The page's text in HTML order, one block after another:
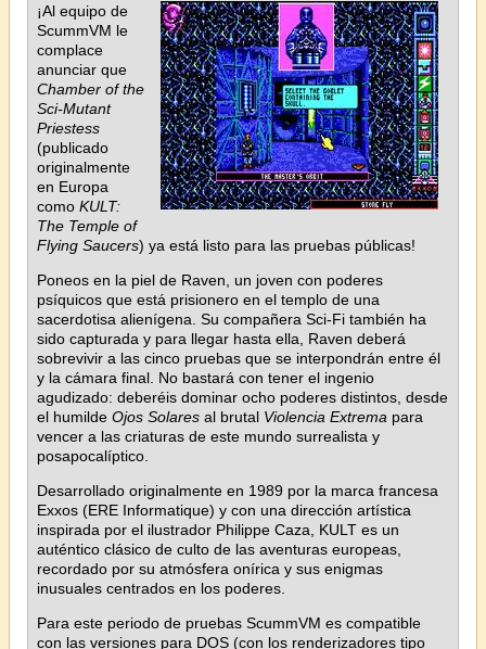
¡Al equipo de
ScummVM le
complace
anunciar que
Chamber of the
Sci-Mutant
Priestess
(publicado
originalmente
en Europa
como KULT:
The Temple of
Flying Saucers) ya está listo para las pruebas públicas!
Poneos en la piel de Raven, un joven con poderes
psíquicos que está prisionero en el templo de una
sacerdotisa alienígena. Su compañera Sci-Fi también ha
sido capturada y para llegar hasta ella, Raven deberá
sobrevivir a las cinco pruebas que se interpondrán entre él
y la cámara final. No bastará con tener el ingenio
agudizado: deberéis dominar ocho poderes distintos, desde
el humilde Ojos Solares al brutal Violencia Extrema para
vencer a las criaturas de este mundo surrealista y
posapocalíptico.
Desarrollado originalmente en 1989 por la marca francesa
Exxos (ERE Informatique) y con una dirección artística
inspirada por el ilustrador Philippe Caza, KULT es un
auténtico clásico de culto de las aventuras europeas,
recordado por su atmósfera onírica y sus enigmas
inusuales centrados en los poderes.
Para este periodo de pruebas ScummVM es compatible
con las versiones para DOS (con los renderizadores tipo